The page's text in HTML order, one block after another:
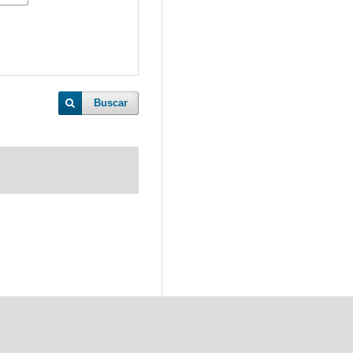
Buscar